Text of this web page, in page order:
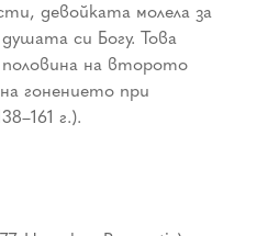
девойката молела за
си Богу. Това
на второто
гонението при
г.).